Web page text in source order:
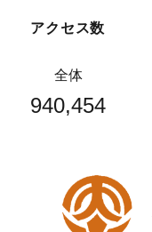
アクセス数
全体
940,454